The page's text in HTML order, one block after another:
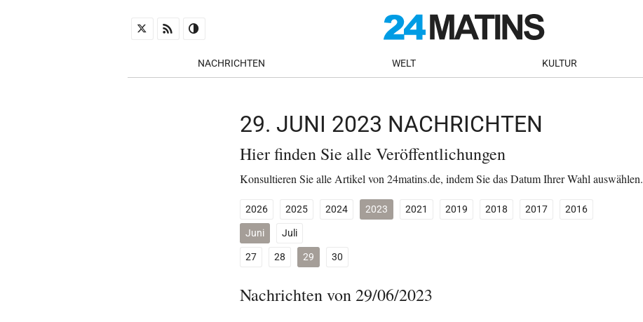
NACHRICHTEN WELT KULTUR
29. JUNI 2023 NACHRICHTEN
Hier finden Sie alle Veröffentlichungen
Konsultieren Sie alle Artikel von 24matins.de, indem Sie das Datum Ihrer Wahl auswählen.
2026 2025 2024 2023 2021 2019 2018 2017
2016
Juni
Juli
27
28 29 30
Nachrichten von 29/06/2023